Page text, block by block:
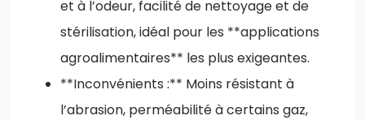
et à l’odeur, facilité de nettoyage et de
stérilisation, idéal pour les **applications
agroalimentaires** les plus exigeantes.
**Inconvénients :** Moins résistant à
l’abrasion, perméabilité à certains gaz,